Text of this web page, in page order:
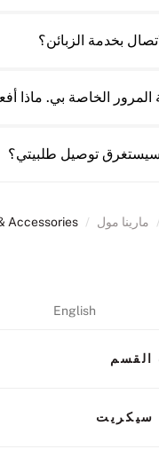
بخدمة الزبائن؟
الخاصة بي. ماذا
توصيل طلبيتي؟
/ مارينا مول /
Accessories
English
القسم
سيكريت